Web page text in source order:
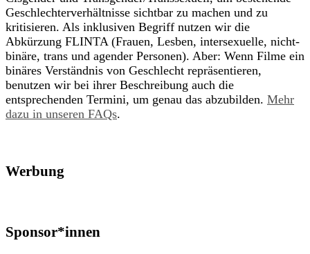
Geschlechterverhältnisse sichtbar zu machen und zu
kritisieren. Als inklusiven Begriff nutzen wir die
Abkürzung FLINTA (Frauen, Lesben, intersexuelle, nicht-
binäre, trans und agender Personen). Aber: Wenn Filme ein
binäres Verständnis von Geschlecht repräsentieren,
benutzen wir bei ihrer Beschreibung auch die
entsprechenden Termini, um genau das abzubilden. Mehr
dazu in unseren FAQs.
Werbung
Sponsor*innen